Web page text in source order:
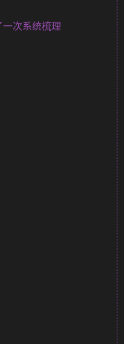
次系统梳理